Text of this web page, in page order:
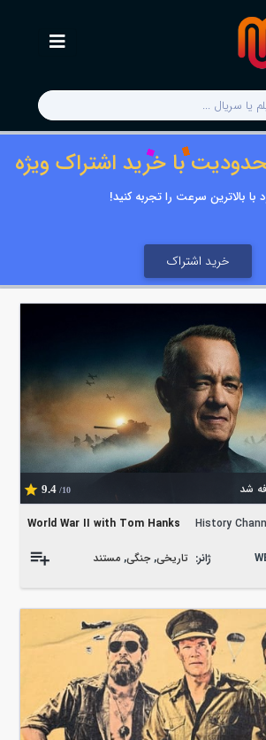
با خرید اشتراک ویژه
با بالاترین سرعت را تجربه کنید!
خرید اشتراک
9.4 /10
World War II with Tom Hanks History
ژانر: تاریخی, جنگی, مستند